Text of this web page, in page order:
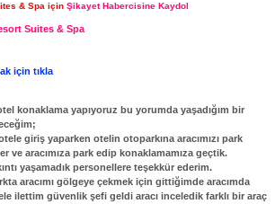
& Spa için Şikayet Habercisine Kaydol
Suites & Spa
için tıkla
konaklama yapıyoruz bu yorumda yaşadığım bir
giriş yaparken otelin otoparkına aracımızı park
aracımıza park edip konaklamamıza geçtik.
yaşamadık personellere teşekkür ederim.
aracımı gölgeye çekmek için gittiğimde aracımda
ilettim güvenlik şefi geldi aracı inceledik farklı bir araç